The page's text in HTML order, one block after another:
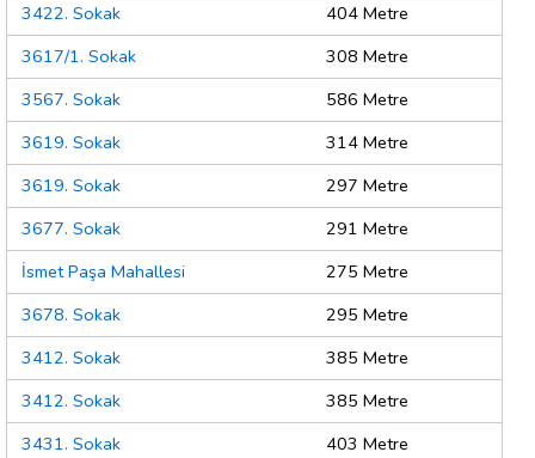
3422. Sokak
404 Metre
3617/1. Sokak
308 Metre
3567. Sokak
586 Metre
3619. Sokak
314 Metre
3619. Sokak
297 Metre
3677. Sokak
291 Metre
İsmet Paşa Mahallesi
275 Metre
3678. Sokak
295 Metre
3412. Sokak
385 Metre
3412. Sokak
385 Metre
3431. Sokak
403 Metre